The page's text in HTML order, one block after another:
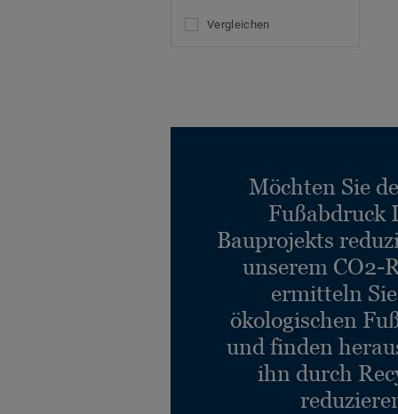
Vergleichen
Möchten Sie
Fußabdruck
Bauprojekts
unserem CO2-
ermitteln
ökologischen
und finden
ihn durch